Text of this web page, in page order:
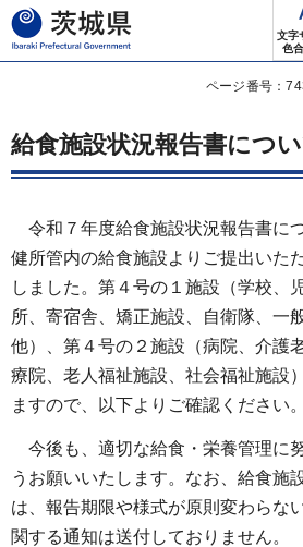
茨城県
文字
色
ページ番号：
給食施設状況報告書につ
令和７年度給食施設状況報告書に
健所管内の給食施設よりご提出いた
しました。第４号の１施設（学校、
所、寄宿舎、矯正施設、自衛隊、一
他）、第４号の２施設（病院、介護
療院、老人福祉施設、社会福祉施設
ますので、以下よりご確認ください。
今後も、適切な給食・栄養管理に
うお願いいたします。なお、給食施
は、報告期限や様式が原則変わらな
関する通知は送付しておりません。